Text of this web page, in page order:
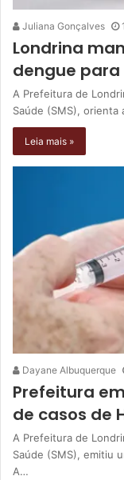
Juliana Gonçalves
Londrina
dengue para
A Prefeitura de
Saúde (SMS),
Leia mais »
Dayane Albuquerque
Prefeitura
de casos de
A Prefeitura de
Saúde (SMS), emitiu
A…